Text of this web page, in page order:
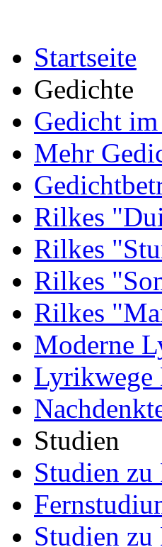
Startseite
Gedichte
Gedicht
Mehr
Rilkes
Rilkes
Rilkes
Rilkes
Moderne
Lyrikwege
Studien
Studien
Studien zu